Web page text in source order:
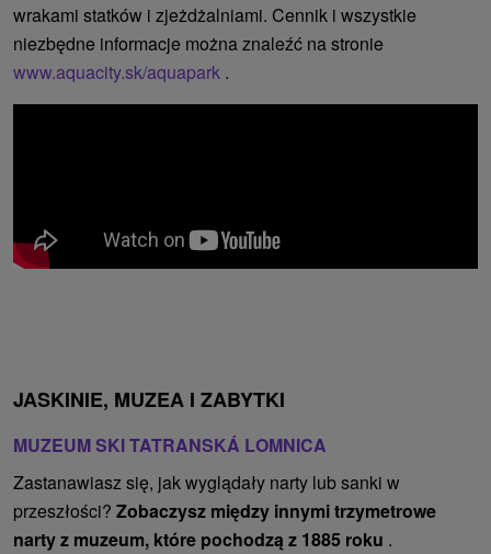
wrakami statków i zjeżdżalniami. Cennik i wszystkie
niezbędne informacje można znaleźć na stronie
www.aquacity.sk/aquapark .
JASKINIE, MUZEA I ZABYTKI
MUZEUM SKI TATRANSKÁ LOMNICA
Zastanawiasz się, jak wyglądały narty lub sanki w
przeszłości? Zobaczysz między innymi trzymetrowe
narty z muzeum, które pochodzą z 1885 roku .